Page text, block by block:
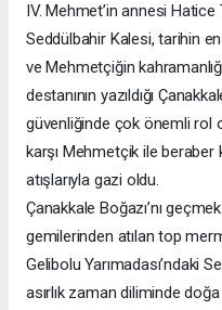
IV. Mehmet’in annesi Hatice
Seddülbahir Kalesi, tarihin
ve Mehmetçiğin
destanının yazıldığı
güvenliğinde çok önemli rol
karşı Mehmetçik ile
atışlarıyla gazi oldu.
Çanakkale Boğazı’nı
gemilerinden atılan top
Gelibolu Yarımadası’ndaki
asırlık zaman diliminde